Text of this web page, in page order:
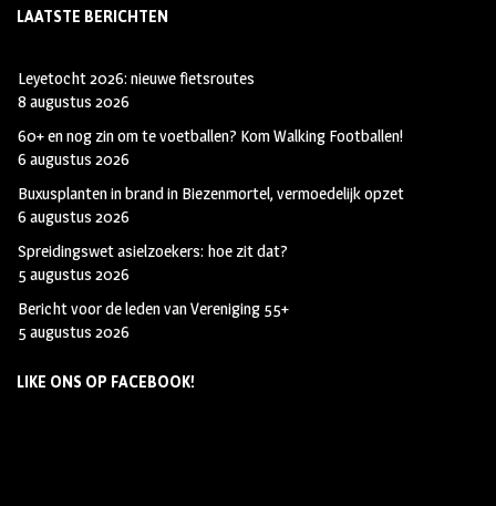
LAATSTE BERICHTEN
Leyetocht 2026: nieuwe fietsroutes
8 augustus 2026
60+ en nog zin om te voetballen? Kom Walking Footballen!
6 augustus 2026
Buxusplanten in brand in Biezenmortel, vermoedelijk opzet
6 augustus 2026
Spreidingswet asielzoekers: hoe zit dat?
5 augustus 2026
Bericht voor de leden van Vereniging 55+
5 augustus 2026
LIKE ONS OP FACEBOOK!